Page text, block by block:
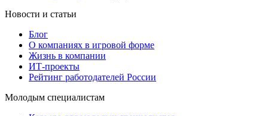
Новости и статьи
Блог
О компаниях в игровой форме
Жизнь в компании
ИТ-проекты
Рейтинг работодателей России
Молодым специалистам